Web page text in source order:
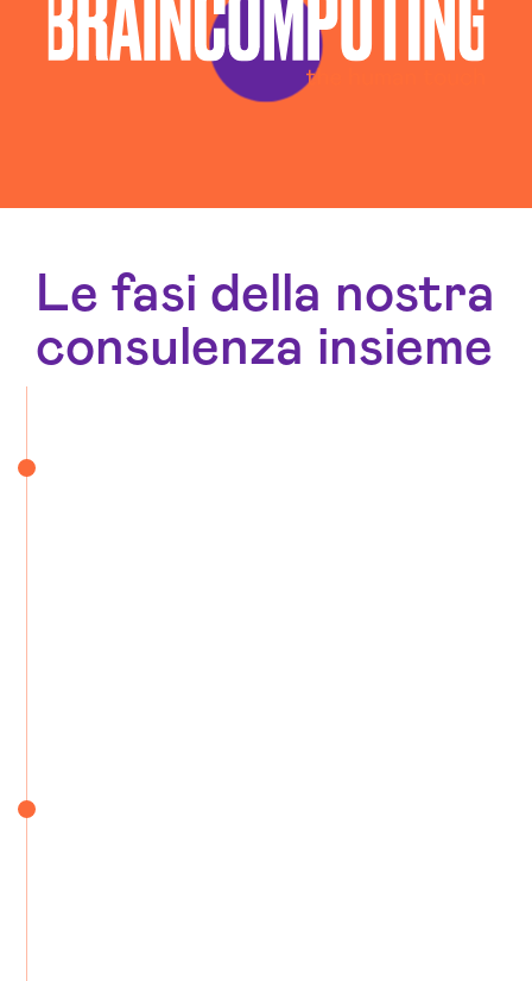
Le fasi della nostra
consulenza insieme